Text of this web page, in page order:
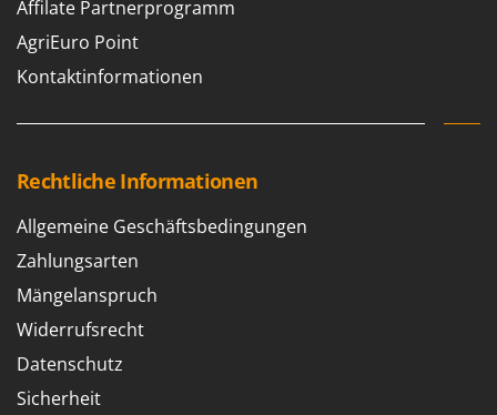
Vesco
Volpi
WIDU
Wiper EcoRobot
Wortex
Y
Affilate Partnerprogramm
AgriEuro Point
Kontaktinformationen
Rechtliche Informationen
Allgemeine Geschäftsbedingungen
Zahlungsarten
Mängelanspruch
Widerrufsrecht
Datenschutz
Sicherheit